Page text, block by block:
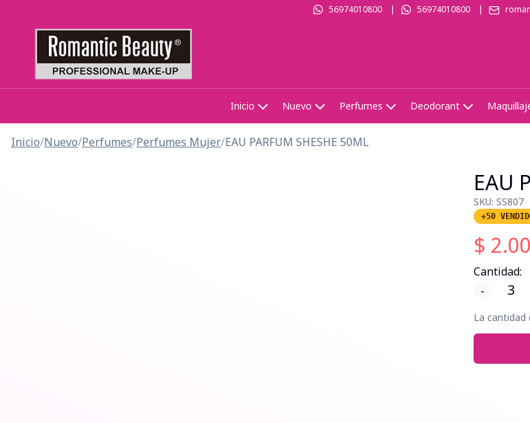
56974010800| 56974010800|
Inicio Nuevo Perfumes Deodorant
Inicio/Nuevo/Perfumes/Perfumes Mujer/EAU PARFUM SHESHE 50ML
EAU
SKU: SS807
+50
$
Cantidad:
-
La cantidad